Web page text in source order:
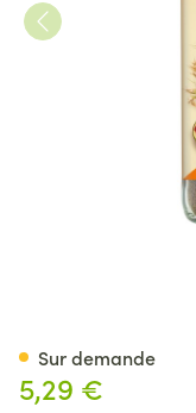
5,29 €
Sur demande